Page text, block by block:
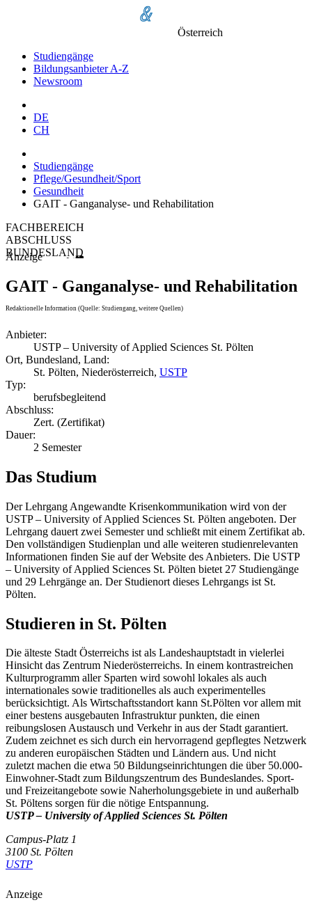
Österreich
Studiengänge
Bildungsanbieter A-Z
Newsroom
DE
CH
Studiengänge
Pflege/Gesundheit/Sport
Gesundheit
GAIT - Ganganalyse- und Rehabilitation
FACHBEREICH
ABSCHLUSS
BUNDESLAND
Anzeige
GAIT - Ganganalyse- und Rehabilitation
Redaktionelle Information (Quelle: Studiengang, weitere Quellen)
Anbieter:
USTP – University of Applied Sciences St. Pölten
Ort, Bundesland, Land:
St. Pölten, Niederösterreich, USTP
Typ:
berufsbegleitend
Abschluss:
Zert. (Zertifikat)
Dauer:
2 Semester
Das Studium
Der Lehrgang Angewandte Krisenkommunikation wird von der
USTP – University of Applied Sciences St. Pölten angeboten. Der
Lehrgang dauert zwei Semester und schließt mit einem Zertifikat ab.
Den vollständigen Studienplan und alle weiteren studienrelevanten
Informationen finden Sie auf der Website des Anbieters. Die USTP
– University of Applied Sciences St. Pölten bietet 27 Studiengänge
und 29 Lehrgänge an. Der Studienort dieses Lehrgangs ist St.
Pölten.
Studieren in St. Pölten
Die älteste Stadt Österreichs ist als Landeshauptstadt in vielerlei
Hinsicht das Zentrum Niederösterreichs. In einem kontrastreichen
Kulturprogramm aller Sparten wird sowohl lokales als auch
internationales sowie traditionelles als auch experimentelles
berücksichtigt. Als Wirtschaftsstandort kann St.Pölten vor allem mit
einer bestens ausgebauten Infrastruktur punkten, die einen
reibungslosen Austausch und Verkehr in aus der Stadt garantiert.
Zudem zeichnet es sich durch ein hervorragend gepflegtes Netzwerk
zu anderen europäischen Städten und Ländern aus. Und nicht
zuletzt machen die etwa 50 Bildungseinrichtungen die über 50.000-
Einwohner-Stadt zum Bildungszentrum des Bundeslandes. Sport-
und Freizeitangebote sowie Naherholungsgebiete in und außerhalb
St. Pöltens sorgen für die nötige Entspannung.
USTP – University of Applied Sciences St. Pölten
Campus-Platz 1
3100 St. Pölten
USTP
Anzeige